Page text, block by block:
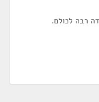
רבה לכולם.